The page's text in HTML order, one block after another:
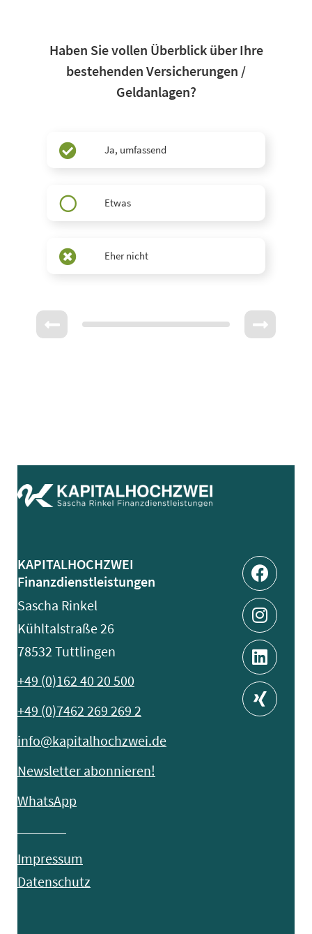
Haben Sie vollen Überblick über Ihre
bestehenden Versicherungen /
Geldanlagen?
Ja, umfassend
Etwas
Eher nicht
KAPITALHOCHZWEI
Finanzdienstleistungen
Sascha Rinkel
Kühltalstraße 26
78532 Tuttlingen
+49 (0)162 40 20 500
+49 (0)7462 269 269 2
info@kapitalhochzwei.de
Newsletter abonnieren!
WhatsApp
Impressum
Datenschutz
Xing